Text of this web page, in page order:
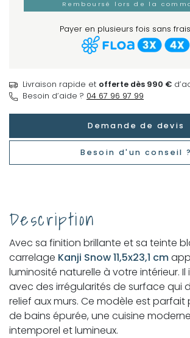
Remboursé lors de la
Payer en plusieurs fois sans
Livraison rapide et offerte dès 990 €
Besoin d’aide ? 04 67 96 97 99
Demande de devis
Besoin d'un conseil ?
Description
Avec sa finition brillante et sa teinte
carrelage Kanji Snow 11,5x23,1 cm
luminosité naturelle à votre intérieur. Il
avec des irrégularités de surface qui
relief aux murs. Ce modèle est parfait
de bains épurée, une cuisine
intemporel et lumineux.